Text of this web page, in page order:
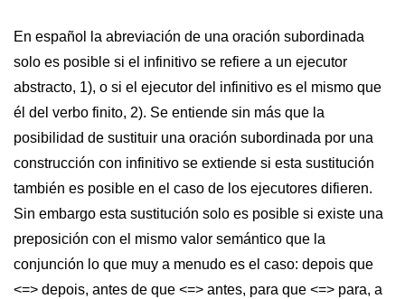
En español la abreviación de una oración subordinada
solo es posible si el infinitivo se refiere a un ejecutor
abstracto, 1), o si el ejecutor del infinitivo es el mismo que
él del verbo finito, 2). Se entiende sin más que la
posibilidad de sustituir una oración subordinada por una
construcción con infinitivo se extiende si esta sustitución
también es posible en el caso de los ejecutores difieren.
Sin embargo esta sustitución solo es posible si existe una
preposición con el mismo valor semántico que la
conjunción lo que muy a menudo es el caso: depois que
<=> depois, antes de que <=> antes, para que <=> para, a